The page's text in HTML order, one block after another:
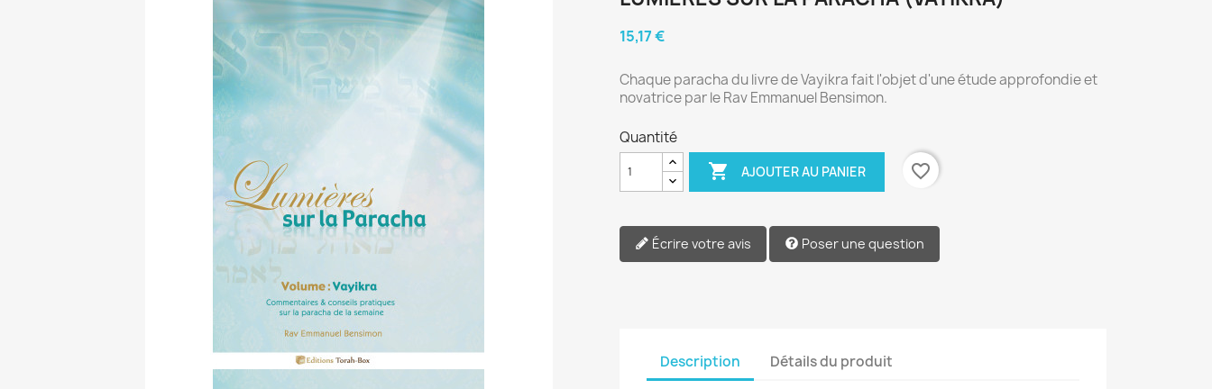
15,17 €
Chaque paracha du livre de Vayikra fait l'objet d'une étude approfondie et
novatrice par le Rav Emmanuel Bensimon.
Quantité
 AJOUTER AU PANIER favorite_border
Écrire votre avis Poser une question
Description Détails du produit